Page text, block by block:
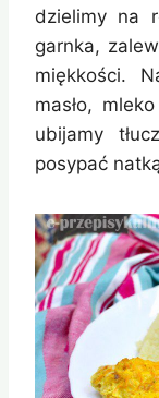
dzielimy na
garnka,
miękkości.
masło,
ubijamy
posypać